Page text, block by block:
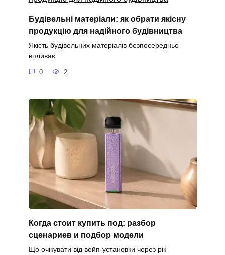
Будівельні матеріали: як обрати якісну
продукцію для надійного будівництва
Якість будівельних матеріалів безпосередньо
впливає
0 2
Когда стоит купить под: разбор
сценариев и подбор модели
Що очікувати від вейп-установки через рік